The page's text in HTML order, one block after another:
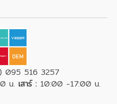
095 516 3257
น. เสาร์ : 10:00 -17:00 น.